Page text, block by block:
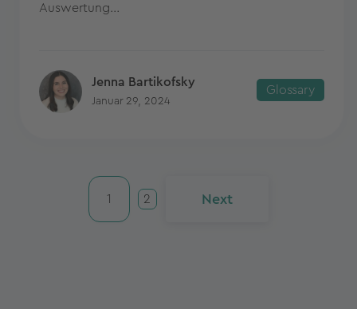
Auswertung...
Jenna Bartikofsky
Januar 29, 2024
Glossary
1 2 Next